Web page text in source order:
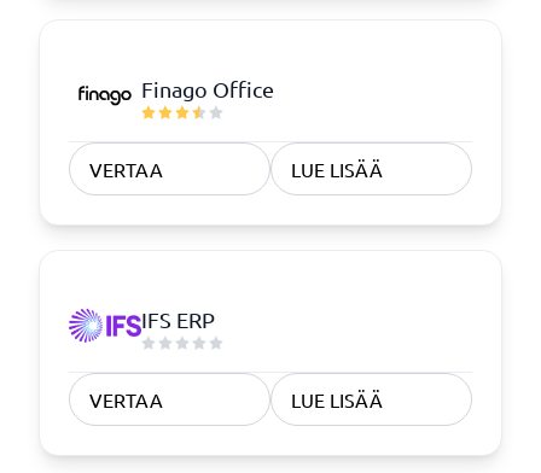
Finago Office
VERTAA LUE LISÄÄ
IFS ERP
VERTAA LUE LISÄÄ